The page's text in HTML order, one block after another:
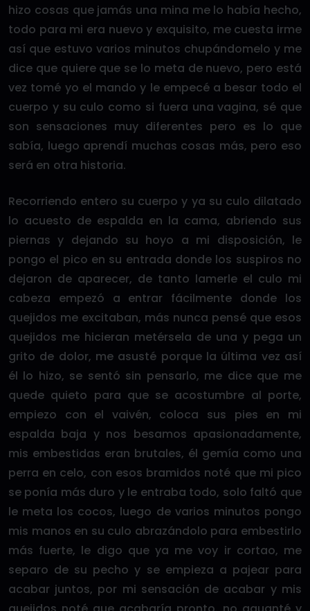
hizo cosas que jamás una mina me lo había hecho,
todo para mi era nuevo y exquisito, me cuesta irme
así que estuvo varios minutos chupándomelo y me
dice que quiere que se lo meta de nuevo, pero está
vez tomé yo el mando y le empecé a besar todo el
cuerpo y su culo como si fuera una vagina, sé que
son sensaciones muy diferentes pero es lo que
sabía, luego aprendí muchas cosas más, pero eso
será en otra historia.
Recorriendo entero su cuerpo y ya su culo dilatado
lo acuesto de espalda en la cama, abriendo sus
piernas y dejando su hoyo a mi disposición, le
pongo el pico en su entrada donde los suspiros no
dejaron de aparecer, de tanto lamerle el culo mi
cabeza empezó a entrar fácilmente donde los
quejidos me excitaban, más nunca pensé que esos
quejidos me hicieran metérsela de una y pega un
grito de dolor, me asusté porque la última vez así
él lo hizo, se sentó sin pensarlo, me dice que me
quede quieto para que se acostumbre al porte,
empiezo con el vaivén, coloca sus pies en mi
espalda baja y nos besamos apasionadamente,
mis embestidas eran brutales, él gemía como una
perra en celo, con esos bramidos noté que mi pico
se ponía más duro y le entraba todo, solo faltó que
le meta los cocos, luego de varios minutos pongo
mis manos en su culo abrazándolo para embestirlo
más fuerte, le digo que ya me voy ir cortao, me
separo de su pecho y se empieza a pajear para
acabar juntos, por mi sensación de acabar y mis